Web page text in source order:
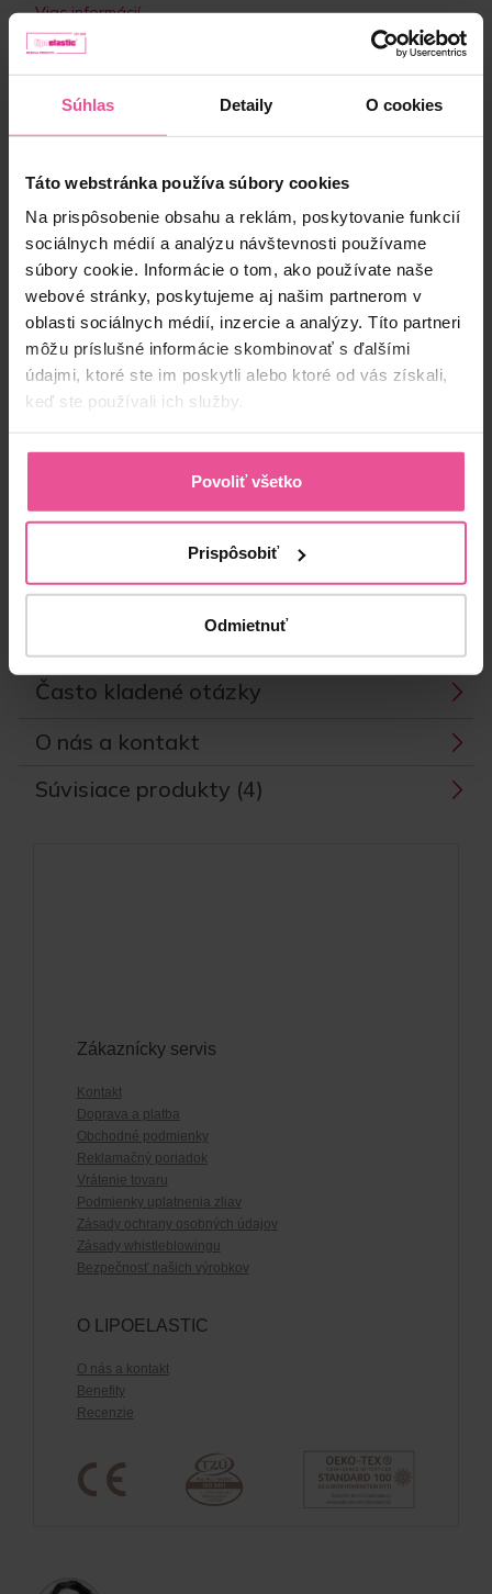
Súhlas Detaily O cookies
Táto webstránka používa súbory cookies
Na prispôsobenie obsahu a reklám, poskytovanie funkcií
sociálnych médií a analýzu návštevnosti používame
súbory cookie. Informácie o tom, ako používate naše
webové stránky, poskytujeme aj našim partnerom v
oblasti sociálnych médií, inzercie a analýzy. Títo partneri
môžu príslušné informácie skombinovať s ďalšími
údajmi, ktoré ste im poskytli alebo ktoré od vás získali,
keď ste používali ich služby.
Povoliť všetko
Prispôsobiť
Odmietnuť
Viac informácií
Skladom
44,90 €
- + Vložiť do košíka
Výrobca:LIPOELASTIC
Doprava
Opis produktu
Často kladené otázky
O nás a kontakt
Súvisiace produkty (4)
Zákaznícky servis
Kontakt
Doprava a platba
Obchodné podmienky
Reklamačný poriadok
Vrátenie tovaru
Podmienky uplatnenia zliav
Zásady ochrany osobných údajov
Zásady whistleblowingu
Bezpečnosť našich výrobkov
O LIPOELASTIC
O nás a kontakt
Benefity
Recenzie